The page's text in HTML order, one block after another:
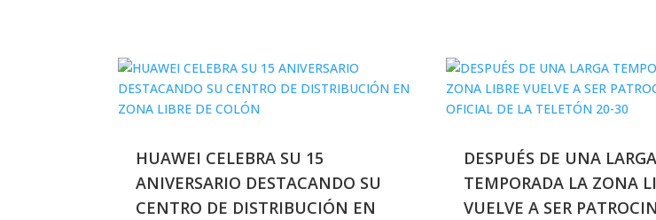
HUAWEI CELEBRA SU 15
ANIVERSARIO DESTACANDO SU
CENTRO DE DISTRIBUCIÓN EN
DESPUÉS DE UNA LARGA
TEMPORADA LA ZONA
VUELVE A SER